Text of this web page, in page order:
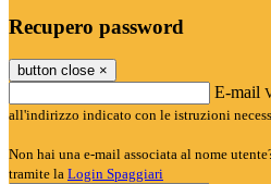
Recupero password
button close ×
E-mail
all'indirizzo indicato con le istruzioni
Non hai una e-mail associata al nome
tramite la Login Spaggiari